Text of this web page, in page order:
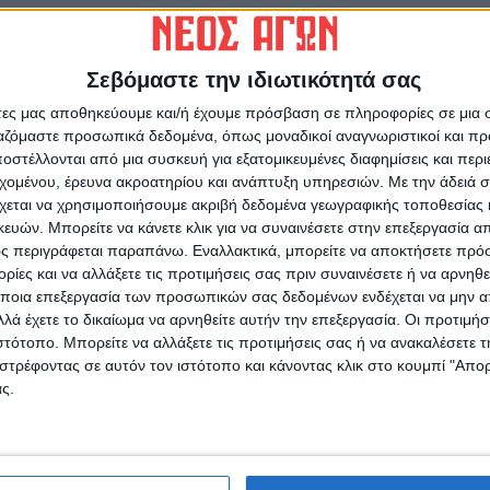
Σεβόμαστε την ιδιωτικότητά σας
μας αποθηκεύουμε και/ή έχουμε πρόσβαση σε πληροφορίες σε
προσωπικά δεδομένα, όπως μοναδικοί αναγνωριστικοί και
από μια συσκευή για εξατομικευμένες διαφημίσεις και
έρευνα ακροατηρίου και ανάπτυξη υπηρεσιών. Με την άδειά
να χρησιμοποιήσουμε ακριβή δεδομένα γεωγραφικής τοποθεσίας
Μπορείτε να κάνετε κλικ για να συναινέσετε στην επεξεργασία
περιγράφεται παραπάνω. Εναλλακτικά, μπορείτε να αποκτήσετε
και να αλλάξετε τις προτιμήσεις σας πριν συναινέσετε ή να
επεξεργασία των προσωπικών σας δεδομένων ενδέχεται να μην
έχετε το δικαίωμα να αρνηθείτε αυτήν την επεξεργασία. Οι
Μπορείτε να αλλάξετε τις προτιμήσεις σας ή να ανακαλέσετε
σε αυτόν τον ιστότοπο και κάνοντας κλικ στο κουμπί
αύριο στην Κεντρική Πλατεία της Καρδίτσας
από τις 8 το πρωί έως τη 2 το μεσημέρι στην
8 έως τις 11 το πρωί στην Κεντρική Πλατεία
Φύλλου, , από τις 8.30 έως τις 9.30 το
στο Μορφοβούνι και από τις 9.30
Μορφοβουνίου.
ΝΕΟΣ ΑΓΩΝ στο Google News!
της Καρδίτσας και ευρύτερα της Θεσσαλίας